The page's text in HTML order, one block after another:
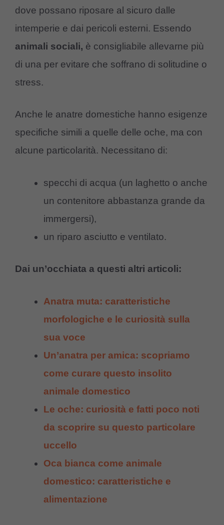
dove possano riposare al sicuro dalle
intemperie e dai pericoli esterni. Essendo
animali sociali, è consigliabile allevarne più
di una per evitare che soffrano di solitudine o
stress.
Anche le anatre domestiche hanno esigenze
specifiche simili a quelle delle oche, ma con
alcune particolarità. Necessitano di:
specchi di acqua (un laghetto o anche
un contenitore abbastanza grande da
immergersi),
un riparo asciutto e ventilato.
Dai un’occhiata a questi altri articoli:
Anatra muta: caratteristiche
morfologiche e le curiosità sulla
sua voce
Un’anatra per amica: scopriamo
come curare questo insolito
animale domestico
Le oche: curiosità e fatti poco noti
da scoprire su questo particolare
uccello
Oca bianca come animale
domestico: caratteristiche e
alimentazione